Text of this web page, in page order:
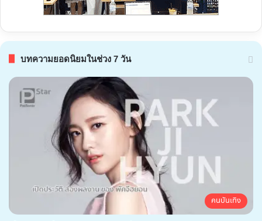
บทความยอดนิยมในช่วง 7 วัน
คนบันเทิง